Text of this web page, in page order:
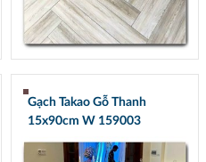
Gạch Takao Gỗ Thanh
15x90cm W 159003